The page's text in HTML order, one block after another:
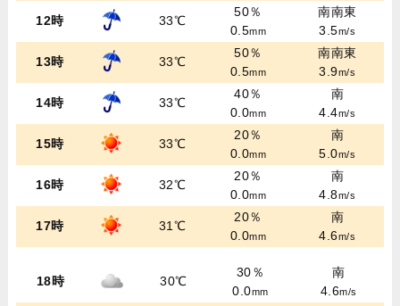
12時 33℃
50％
0.5mm
南南東
3.5m/s
13時 33℃
50％
0.5mm
南南東
3.9m/s
14時 33℃
40％
0.0mm
南
4.4m/s
15時 33℃
20％
0.0mm
南
5.0m/s
16時 32℃
20％
0.0mm
南
4.8m/s
17時 31℃
20％
0.0mm
南
4.6m/s
18時 30℃
30％
0.0mm
南
4.6m/s